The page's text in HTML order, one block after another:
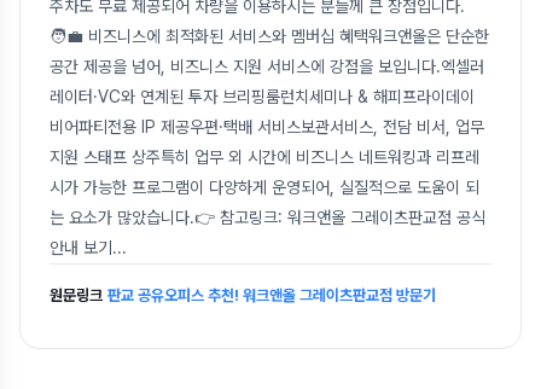
주차도 무료 제공되어 차량을 이용하시는 분들께 큰 장점입니다.
🧑‍💼 비즈니스에 최적화된 서비스와 멤버십 혜택워크앤올은 단순한
공간 제공을 넘어, 비즈니스 지원 서비스에 강점을 보입니다.엑셀러
레이터·VC와 연계된 투자 브리핑룸런치세미나 & 해피프라이데이
비어파티전용 IP 제공우편·택배 서비스보관서비스, 전담 비서, 업무
지원 스태프 상주특히 업무 외 시간에 비즈니스 네트워킹과 리프레
시가 가능한 프로그램이 다양하게 운영되어, 실질적으로 도움이 되
는 요소가 많았습니다.👉 참고링크: 워크앤올 그레이츠판교점 공식
안내 보기 ...
원문링크 판교 공유오피스 추천! 워크앤올 그레이츠판교점 방문기